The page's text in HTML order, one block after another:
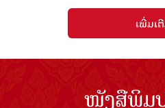
ເພີ່ມເ
ໜັງສືພິມ